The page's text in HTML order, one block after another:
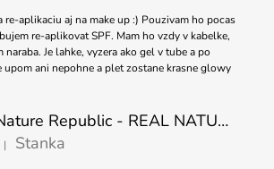
re-aplikaciu aj na make up :) Pouzivam ho pocas
re-aplikovat SPF. Mam ho vzdy v kabelke,
naraba. Je lahke, vyzera ako gel v tube a po
upom ani nepohne a plet zostane krasne glowy
Nature Republic - REAL NATURE SHEET MASK TEA TREE 23ml
Hodnotenie produktu je 5 z 5 hviezdičiek.
| Stanka